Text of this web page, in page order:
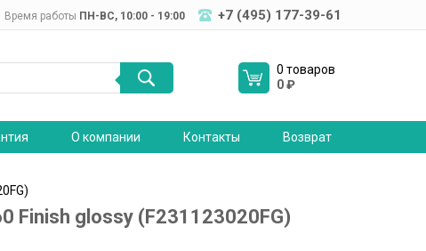
Время работы ПН-ВC, 10:00 - 19:00 +7 (495) 177-39-61
0 товаров
0₽
О компании Контакты Возврат
Finish glossy (F231123020FG)